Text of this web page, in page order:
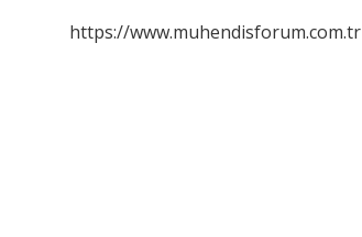
https://www.muhendisforum.com.tr